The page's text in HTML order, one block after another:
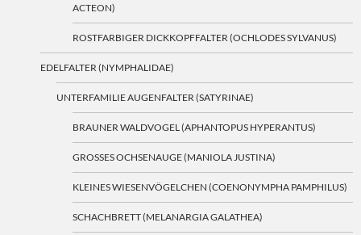
ACTEON)
ROSTFARBIGER DICKKOPFFALTER (OCHLODES SYLVANUS)
EDELFALTER (NYMPHALIDAE)
UNTERFAMILIE AUGENFALTER (SATYRINAE)
BRAUNER WALDVOGEL (APHANTOPUS HYPERANTUS)
GROSSES OCHSENAUGE (MANIOLA JUSTINA)
KLEINES WIESENVÖGELCHEN (COENONYMPHA PAMPHILUS)
SCHACHBRETT (MELANARGIA GALATHEA)